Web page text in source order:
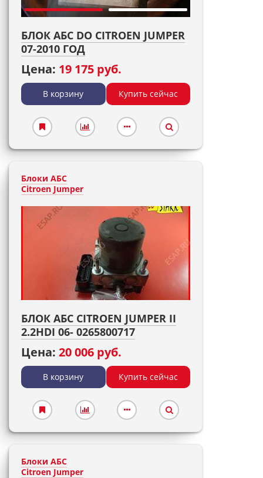
БЛОК АБС DO CITROEN JUMPER
07-2010 ГОД
Цена: 19 175 руб.
В корзину Купить сейчас
Блоки АБС
Citroen Jumper
БЛОК АБС CITROEN JUMPER II
2.2HDI 06- 0265800717
Цена: 20 006 руб.
В корзину Купить сейчас
Блоки АБС
Citroen Jumper